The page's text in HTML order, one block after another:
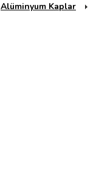
Alüminyum Kaplar